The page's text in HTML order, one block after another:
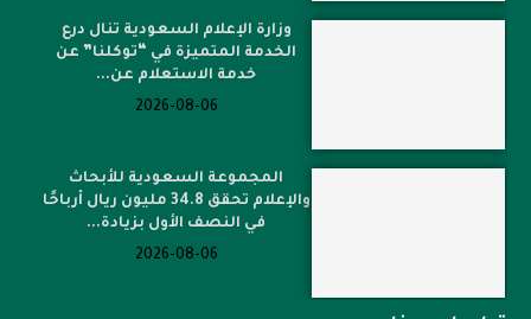
وزارة الإعلام السعودية تنال درع
الخدمة المتميزة في “توكلنا” عن
خدمة الاستعلام عن...
2026-08-06
المجموعة السعودية للأبحاث
والإعلام تحقق 34.8 مليون ريال أرباحًا
في النصف الأول بزيادة...
2026-08-06